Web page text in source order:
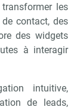
les
contact, des
des widgets
à interagir
intuitive,
de leads,